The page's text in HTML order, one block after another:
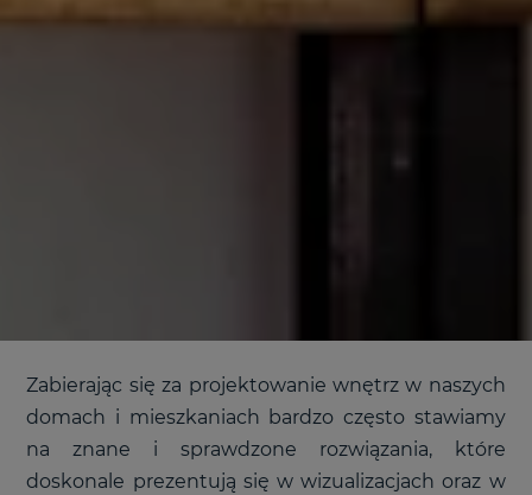
Zabierając się za projektowanie wnętrz w naszych
domach i mieszkaniach bardzo często stawiamy
na znane i sprawdzone rozwiązania, które
doskonale prezentują się w wizualizacjach oraz w